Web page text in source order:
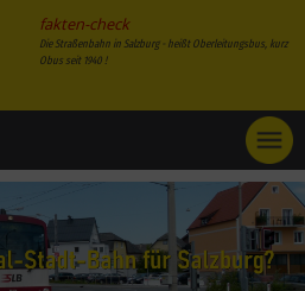
fakten-check
Die Straßenbahn in Salzburg - heißt Oberleitungsbus, kurz
Obus seit 1940 !